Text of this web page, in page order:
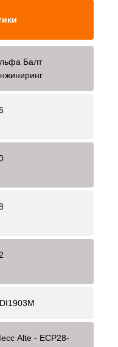
Балт
Alte - ECP28-